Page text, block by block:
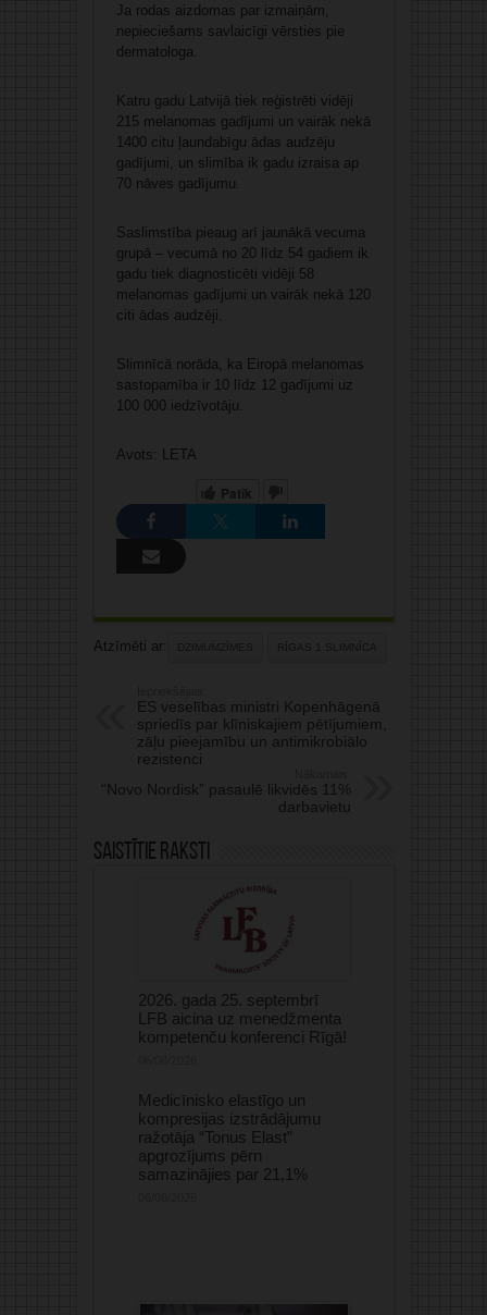
Ja rodas aizdomas par izmaiņām,
nepieciešams savlaicīgi vērsties pie
dermatologa.
Katru gadu Latvijā tiek reģistrēti vidēji
215 melanomas gadījumi un vairāk nekā
1400 citu ļaundabīgu ādas audzēju
gadījumi, un slimība ik gadu izraisa ap
70 nāves gadījumu.
Saslimstība pieaug arī jaunākā vecuma
grupā – vecumā no 20 līdz 54 gadiem ik
gadu tiek diagnosticēti vidēji 58
melanomas gadījumi un vairāk nekā 120
citi ādas audzēji.
Slimnīcā norāda, ka Eiropā melanomas
sastopamība ir 10 līdz 12 gadījumi uz
100 000 iedzīvotāju.
Avots: LETA
Patīk
Atzīmēti ar: DZIMUMZĪMES RĪGAS 1.SLIMNĪCA
ES veselības ministri Kopenhāgenā
spriedīs par klīniskajiem pētījumiem,
zāļu pieejamību un antimikrobiālo
rezistenci
“Novo Nordisk” pasaulē likvidēs 11%
darbavietu
Saistītie raksti
2026. gada 25. septembrī
LFB aicina uz menedžmenta
kompetenču konferenci Rīgā!
Medicīnisko elastīgo un
kompresijas izstrādājumu
ražotāja “Tonus Elast”
apgrozījums pērn
samazinājies par 21,1%